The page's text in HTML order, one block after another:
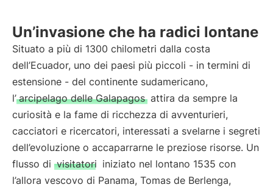
Un’invasione che ha radici lontane
Situato a più di 1300 chilometri dalla costa
dell’Ecuador, uno dei paesi più piccoli - in termini di
estensione - del continente sudamericano,
l’ arcipelago delle Galapagos attira da sempre la
curiosità e la fame di ricchezza di avventurieri,
cacciatori e ricercatori, interessati a svelarne i segreti
dell’evoluzione o accaparrarne le preziose risorse. Un
flusso di visitatori iniziato nel lontano 1535 con
l’allora vescovo di Panama, Tomas de Berlenga,